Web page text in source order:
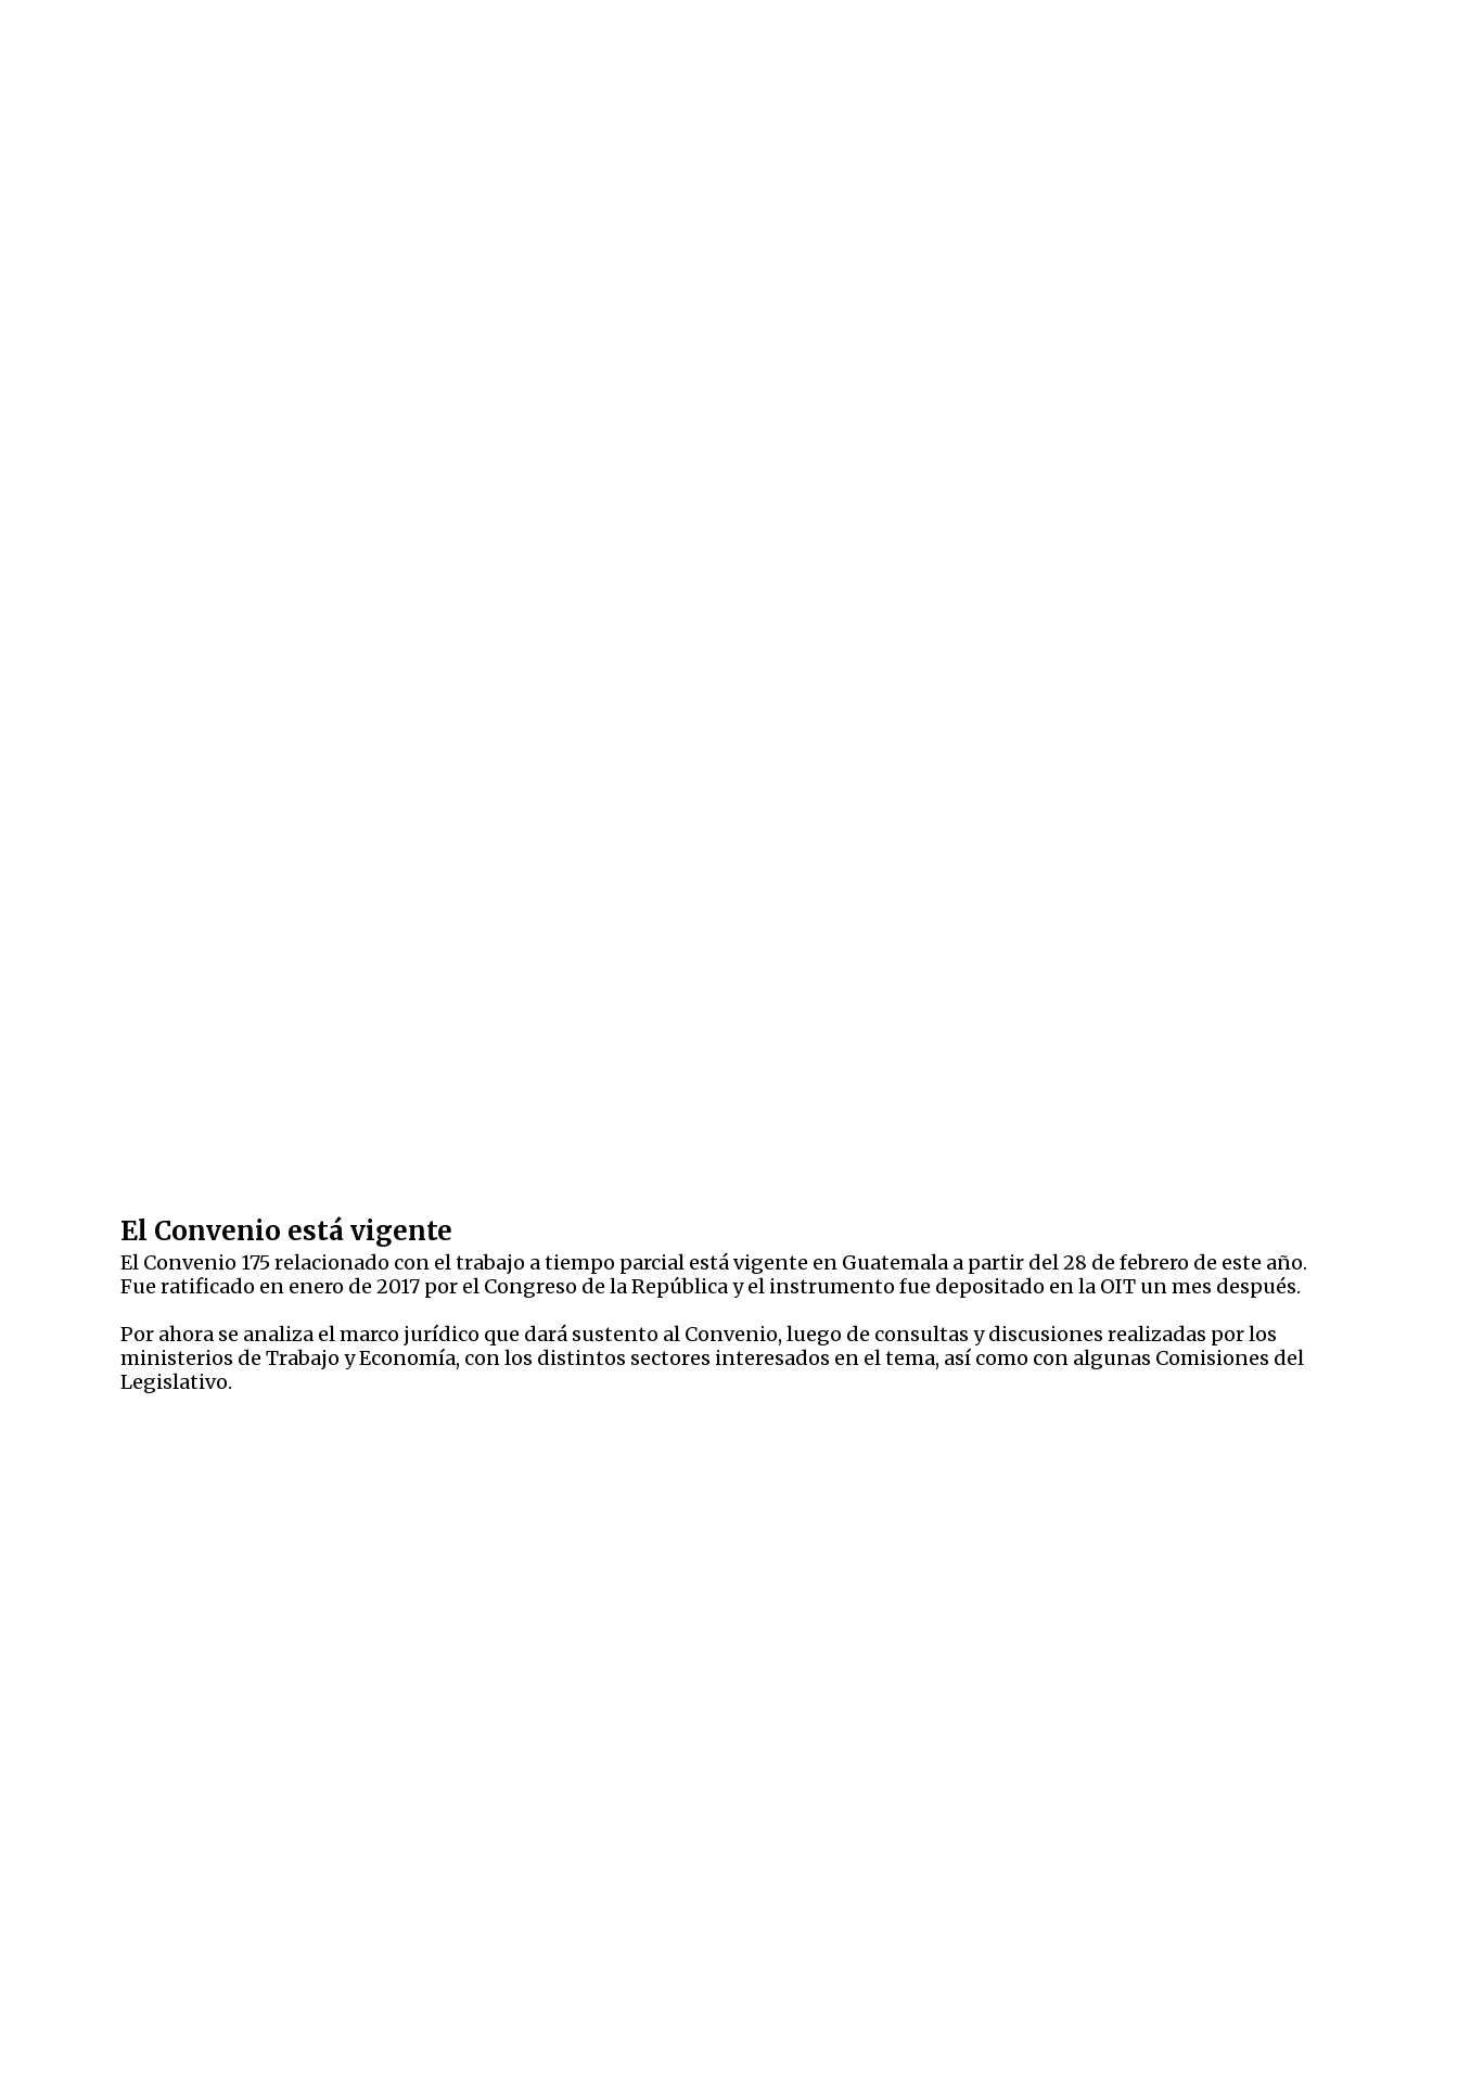
El Convenio está vigente
El Convenio 175 relacionado con el trabajo a tiempo parcial está vigente en Guatemala a partir del 28 de febrero de este año.
Fue ratificado en enero de 2017 por el Congreso de la República y el instrumento fue depositado en la OIT un mes después.
Por ahora se analiza el marco jurídico que dará sustento al Convenio, luego de consultas y discusiones realizadas por los
ministerios de Trabajo y Economía, con los distintos sectores interesados en el tema, así como con algunas Comisiones del
Legislativo.